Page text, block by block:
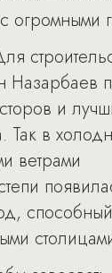
огромными
Назарбаев
и
Так в
ветрами